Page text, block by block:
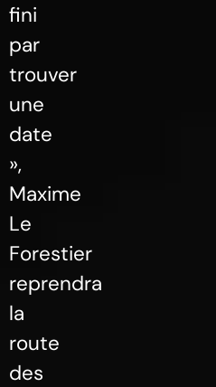
fini
par
trouver
une
date
»,
Maxime
Le
Forestier
reprendra
la
route
des